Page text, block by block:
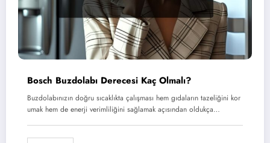
Bosch Buzdolabı Derecesi Kaç Olmalı?
Buzdolabınızın doğru sıcaklıkta çalışması hem gıdaların tazeliğini kor
umak hem de enerji verimliliğini sağlamak açısından oldukça…